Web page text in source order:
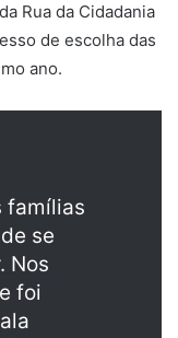
Rua da Cidadania
de escolha das
ano.
famílias
se
Nos
foi